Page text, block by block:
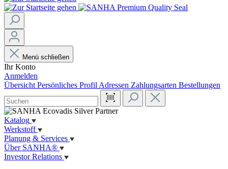
Menü schließen
Ihr Konto
Anmelden
Übersicht Persönliches Profil Adressen Zahlungsarten Bestellungen
Katalog
Werkstoff
Planung & Services
Über SANHA®
Investor Relations